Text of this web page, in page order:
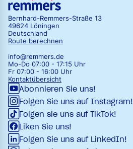
Bernhard-Remmers-Straße 13
49624 Löningen
Deutschland
Route berechnen
info@remmers.de
Mo-Do 07:00 - 17:15 Uhr
Fr 07:00 - 16:00 Uhr
Kontaktübersicht
Abonnieren Sie uns!
Folgen Sie uns auf Instagram!
Folgen sie uns auf TikTok!
Liken Sie uns!
Folgen Sie uns auf LinkedIn!